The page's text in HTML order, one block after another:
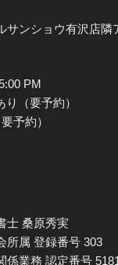
サンショウ有沢店隣
PM
（要予約）
予約）
士 桑原秀実
属 登録番号 303
業務 認定番号